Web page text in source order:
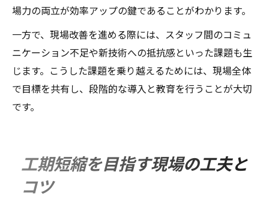
場力の両立が効率アップの鍵であることがわかります。
一方で、現場改善を進める際には、スタッフ間のコミュ
ニケーション不足や新技術への抵抗感といった課題も生
じます。こうした課題を乗り越えるためには、現場全体
で目標を共有し、段階的な導入と教育を行うことが大切
です。
工期短縮を目指す現場の工夫と
コツ